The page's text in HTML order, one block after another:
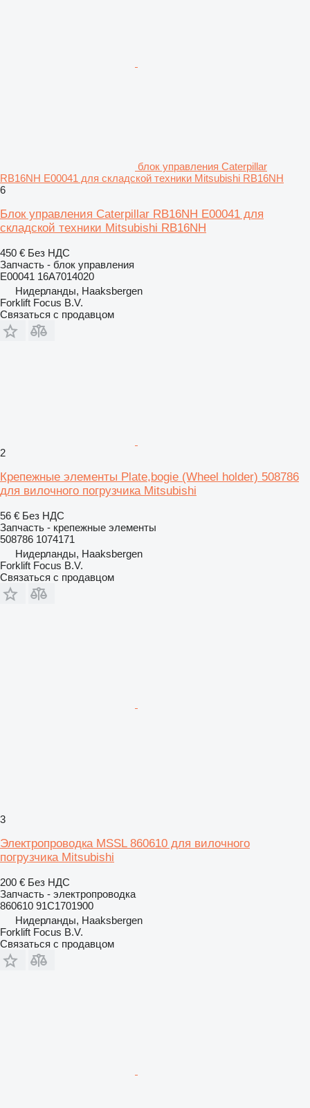
блок управления Caterpillar
RB16NH E00041 для складской техники Mitsubishi RB16NH
6
Блок управления Caterpillar RB16NH E00041 для
складской техники Mitsubishi RB16NH
450 € Без НДС
Запчасть - блок управления
E00041 16A7014020
Нидерланды, Haaksbergen
Forklift Focus B.V.
Связаться с продавцом
2
Крепежные элементы Plate,bogie (Wheel holder) 508786
для вилочного погрузчика Mitsubishi
56 € Без НДС
Запчасть - крепежные элементы
508786 1074171
Нидерланды, Haaksbergen
Forklift Focus B.V.
Связаться с продавцом
3
Электропроводка MSSL 860610 для вилочного
погрузчика Mitsubishi
200 € Без НДС
Запчасть - электропроводка
860610 91C1701900
Нидерланды, Haaksbergen
Forklift Focus B.V.
Связаться с продавцом